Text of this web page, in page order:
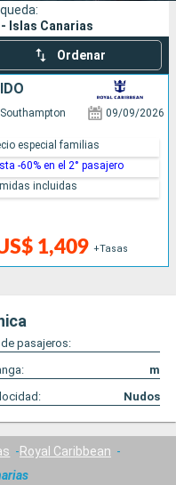
Buscar
Islas Canarias
Ordenar
Southampton 09/09/2026
1,409 +Tasas
especial familias
-60% en el 2° pasajero
incluidas
de pasajeros:
m
Nudos
Royal Caribbean